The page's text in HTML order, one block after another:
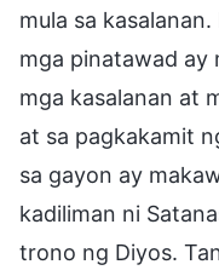
mula sa
mga pinatawad ay
mga kasalanan at
at sa pagkakamit
sa gayon ay
kadiliman ni
trono ng Diyos.